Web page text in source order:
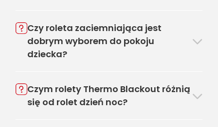
Czy roleta zaciemniająca jest
dobrym wyborem do pokoju
dziecka?
Czym rolety Thermo Blackout różnią
się od rolet dzień noc?